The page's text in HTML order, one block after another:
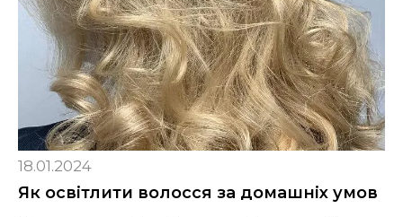
18.01.2024
Як освітлити волосся за домашніх умов